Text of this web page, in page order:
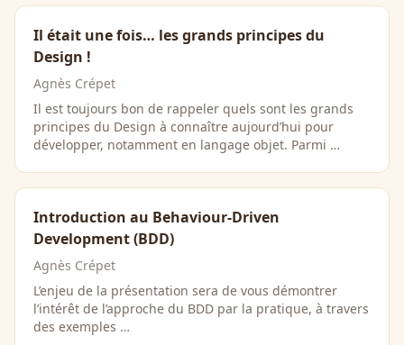
Il était une fois… les grands principes du
Design !
Agnès Crépet
Il est toujours bon de rappeler quels sont les grands
principes du Design à connaître aujourd’hui pour
développer, notamment en langage objet. Parmi …
Introduction au Behaviour-Driven
Development (BDD)
Agnès Crépet
L’enjeu de la présentation sera de vous démontrer
l’intérêt de l’approche du BDD par la pratique, à travers
des exemples …